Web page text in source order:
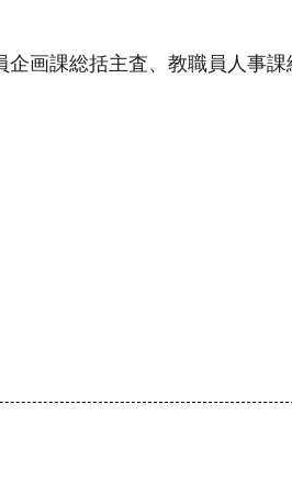
画課総括主査、教職員人事